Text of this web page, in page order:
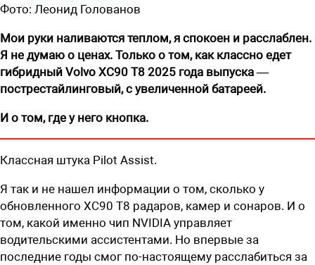
Фото: Леонид Голованов
Мои руки наливаются теплом, я спокоен и расслаблен.
Я не думаю о ценах. Только о том, как классно едет
гибридный Volvo XC90 T8 2025 года выпуска —
пострестайлинговый, с увеличенной батареей.
И о том, где у него кнопка.
Классная штука Pilot Assist.
Я так и не нашел информации о том, сколько у
обновленного XС90 T8 радаров, камер и сонаров. И о
том, какой именно чип NVIDIA управляет
водительскими ассистентами. Но впервые за
последние годы смог по-настоящему расслабиться за